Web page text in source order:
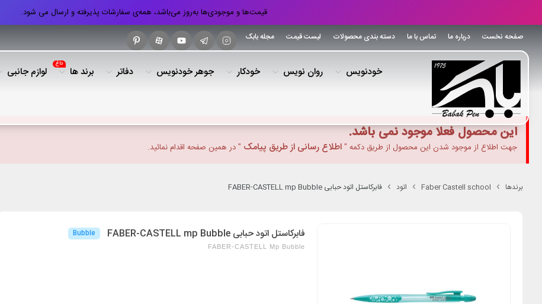
قیمت‌ها و موجودی‌ها به‌روز می‌باشد، همه‌ی سفارشات پذیرفته و ارسال می شود.
صفحه نخست درباره ما تماس با ما دسته بندی محصولات لیست قیمت مجله بابک
خودنویس روان نویس خودکار جوهر خودنویس دفاتر برند ها
داغ
لوازم جانبی
این محصول فعلا موجود نمی باشد.
جهت اطلاع از موجود شدن این محصول از طریق دکمه "اطلاع رسانی از طریق پیامک " در همین صفحه اقدام نمائید.
برندها Faber Castell school اتود فابرکاستل اتود حبابی FABER-CASTELL mp Bubble
فابرکاستل اتود حبابی FABER-CASTELL mp Bubble Bubble
FABER-CASTELL Mp Bubble